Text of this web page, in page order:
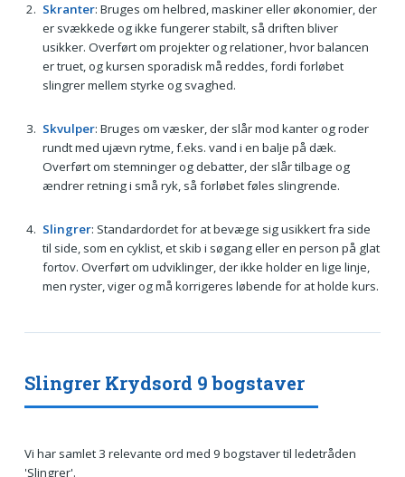
Skranter: Bruges om helbred, maskiner eller økonomier, der
er svækkede og ikke fungerer stabilt, så driften bliver
usikker. Overført om projekter og relationer, hvor balancen
er truet, og kursen sporadisk må reddes, fordi forløbet
slingrer mellem styrke og svaghed.
Skvulper: Bruges om væsker, der slår mod kanter og roder
rundt med ujævn rytme, f.eks. vand i en balje på dæk.
Overført om stemninger og debatter, der slår tilbage og
ændrer retning i små ryk, så forløbet føles slingrende.
Slingrer: Standardordet for at bevæge sig usikkert fra side
til side, som en cyklist, et skib i søgang eller en person på glat
fortov. Overført om udviklinger, der ikke holder en lige linje,
men ryster, viger og må korrigeres løbende for at holde kurs.
Slingrer Krydsord 9 bogstaver
Vi har samlet 3 relevante ord med 9 bogstaver til ledetråden
'Slingrer'.